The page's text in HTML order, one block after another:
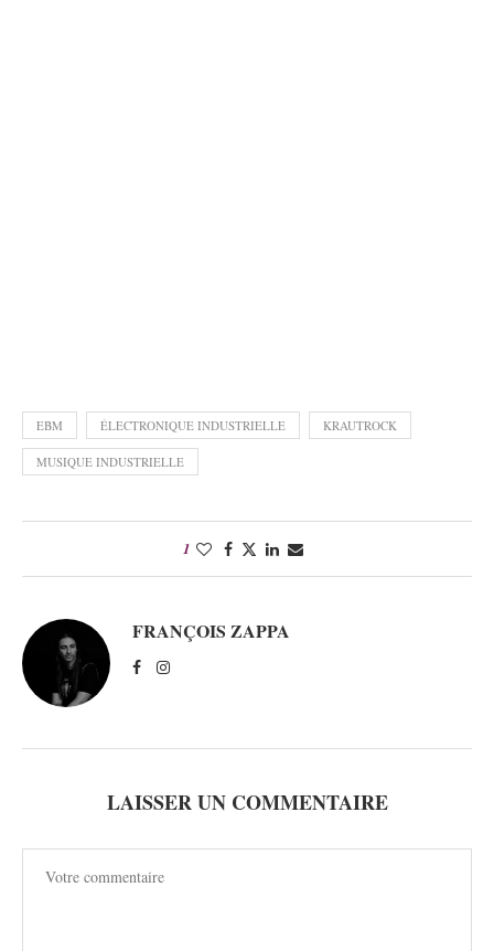
EBM ÉLECTRONIQUE INDUSTRIELLE KRAUTROCK
MUSIQUE INDUSTRIELLE
1
FRANÇOIS ZAPPA
LAISSER UN COMMENTAIRE